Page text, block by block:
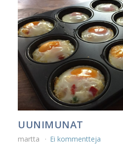
UUNIMUNAT
martta Ei kommentteja